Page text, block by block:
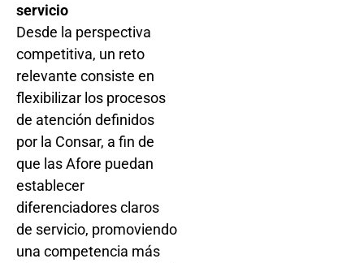
servicio
Desde la perspectiva
competitiva, un reto
relevante consiste en
flexibilizar los procesos
de atención definidos
por la Consar, a fin de
que las Afore puedan
establecer
diferenciadores claros
de servicio, promoviendo
una competencia más